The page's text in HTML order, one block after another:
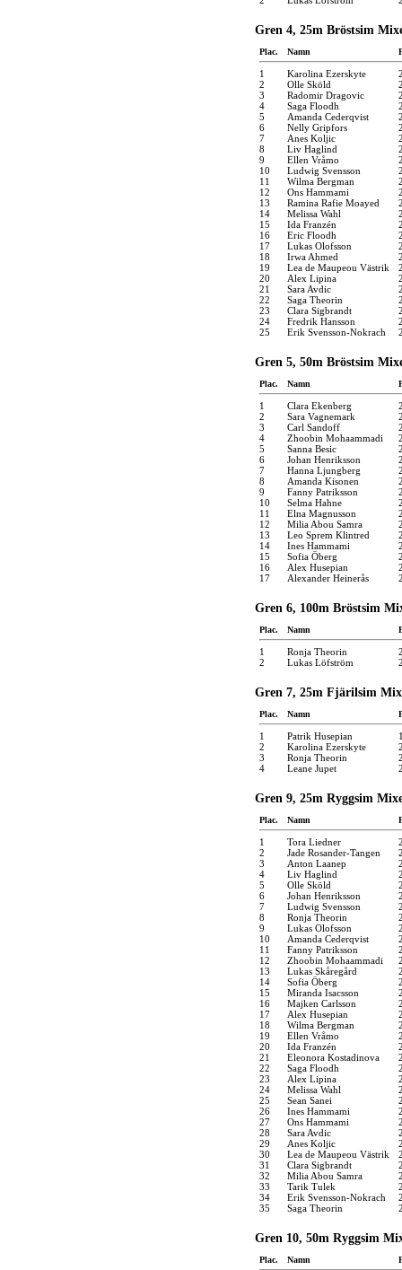
Gren 4, 25m Bröstsim
Plac. Namn
1 Karolina Ezerskyte
2
Olle Sköld
3
Radomir Dragovic
4
Saga Floodh
5
Amanda Cederqvist
6
Nelly Gripfors
7
Anes Koljic
8
Liv Haglind
9
Ellen Vråmo
10
Ludwig Svensson
11
Wilma Bergman
12
Ons Hammami
13
Ramina Rafie Moayed
14
Melissa Wahl
15
Ida Franzén
16
Eric Floodh
17
Lukas Olofsson
18
Irwa Ahmed
19
Lea de Maupeou Västrik
20
Alex Lipina
21
Sara Avdic
22
Saga Theorin
23
Clara Sigbrandt
24
Fredrik Hansson
25
Erik Svensson-Nokrach
Gren 5, 50m Bröstsim
Plac. Namn
1 Clara Ekenberg
2
Sara Vagnemark
3
Carl Sandoff
4
Zhoobin Mohaammadi
5
Sanna Besic
6
Johan Henriksson
7
Hanna Ljungberg
8
Amanda Kisonen
9
Fanny Patriksson
10
Selma Hahne
11
Elna Magnusson
12
Milia Abou Samra
13
Leo Sprem Klintred
14
Ines Hammami
15
Sofia Öberg
16
Alex Husepian
17
Alexander Heinerås
Gren 6, 100m Bröstsim
Plac. Namn
1 Ronja Theorin
2
Lukas Löfström
Gren 7, 25m Fjärilsim
Plac. Namn
1 Patrik Husepian
2
Karolina Ezerskyte
3
Ronja Theorin
4
Leane Jupet
Gren 9, 25m Ryggsim
Plac. Namn
1 Tora Liedner
2
Jade Rosander-Tangen
3
Anton Laanep
4
Liv Haglind
5
Olle Sköld
6
Johan Henriksson
7
Ludwig Svensson
8
Ronja Theorin
9
Lukas Olofsson
10
Amanda Cederqvist
11
Fanny Patriksson
12
Zhoobin Mohaammadi
13
Lukas Skåregård
14
Sofia Öberg
15
Miranda Isacsson
16
Majken Carlsson
17
Alex Husepian
18
Wilma Bergman
19
Ellen Vråmo
20
Ida Franzén
21
Eleonora Kostadinova
22
Saga Floodh
23
Alex Lipina
24
Melissa Wahl
25
Sean Sanei
26
Ines Hammami
27
Ons Hammami
28
Sara Avdic
29
Anes Koljic
30
Lea de Maupeou Västrik
31
Clara Sigbrandt
32
Milia Abou Samra
33
Tarik Tulek
34
Erik Svensson-Nokrach
35
Saga Theorin
Gren 10, 50m Ryggsim
Plac. Namn